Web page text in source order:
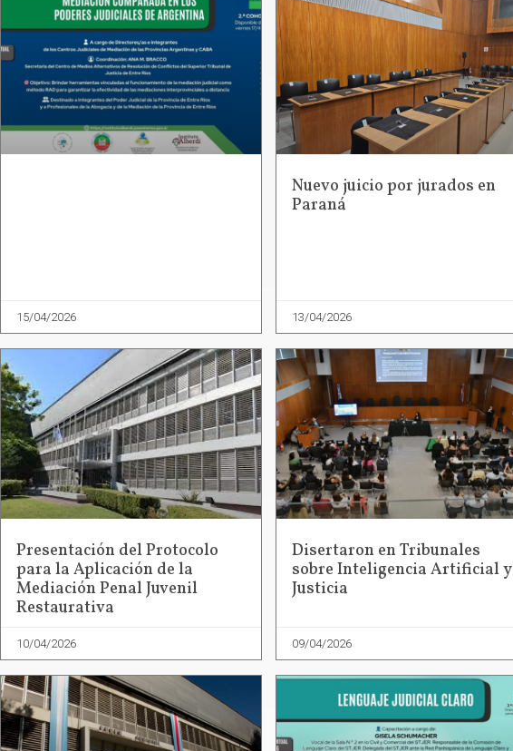
15/04/2026
Nuevo juicio por jurados en
Paraná
13/04/2026
Presentación del Protocolo
para la Aplicación de la
Mediación Penal Juvenil
Restaurativa
10/04/2026
Disertaron en Tribunales
sobre Inteligencia Artificial y
Justicia
09/04/2026